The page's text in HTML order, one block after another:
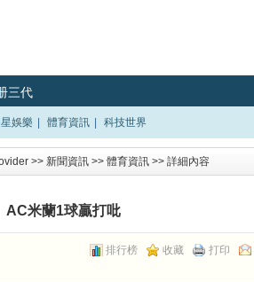
三代
娛樂 體育資訊 科技世界
>> 新聞資訊 >> 體育資訊 >> 詳細內容
AC米蘭1球贏打吡
排行榜 收藏 打印